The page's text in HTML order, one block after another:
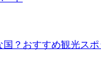
国？おすすめ観光スポ